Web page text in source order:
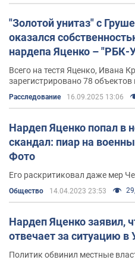
"Золотой унитаз" с
оказался
нардепа Яценко – "РБК-
Всего на тестя Яценко, Ивана
зарегистрировано 78
Расследование 16.09.2025 13:06
Нардеп Яценко попал в
скандал: пиар на
Фото
Его раскритиковал даже мер
Общество 14.04.2023 23:53
Нардеп Яценко заявил,
отвечает за ситуацию в
Политик обвинил местные